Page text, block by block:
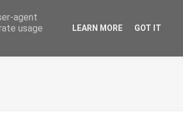
agent
usage
LEARN MORE GOT IT